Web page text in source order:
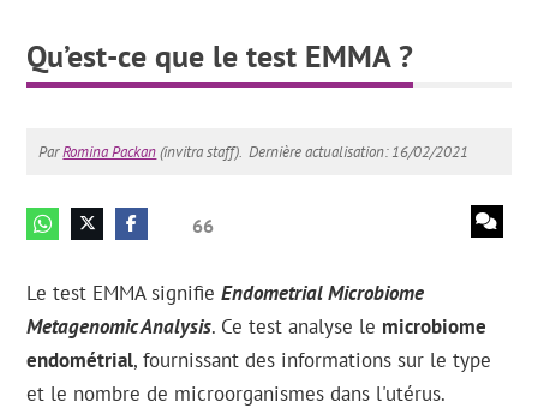
Qu’est-ce que le test EMMA ?
ParRomina Packan(invitra staff). Dernière actualisation: 16/02/2021
66
Le test EMMA signifieEndometrial Microbiome
Metagenomic Analysis. Ce test analyse le microbiome
endométrial, fournissant des informations sur le type
et le nombre de microorganismes dans l'utérus.